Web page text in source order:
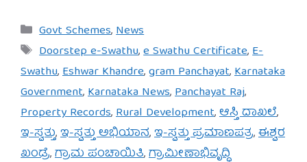
Categories
Govt Schemes,News
Tags
Doorstep e-Swathu,e Swathu Certificate,E-
Swathu,Eshwar Khandre,gram Panchayat,Karnataka
Government,Karnataka News,Panchayat Raj,
Property Records,Rural Development,ಆಸ್ತಿ ದಾಖಲೆ,
ಇ-ಸ್ವತ್ತು,ಇ-ಸ್ವತ್ತು ಅಭಿಯಾನ,ಇ-ಸ್ವತ್ತು ಪ್ರಮಾಣಪತ್ರ,ಈಶ್ವರ
ಖಂಡ್ರೆ,ಗ್ರಾಮ ಪಂಚಾಯಿತಿ,ಗ್ರಾಮೀಣಾಭಿವೃದ್ಧಿ